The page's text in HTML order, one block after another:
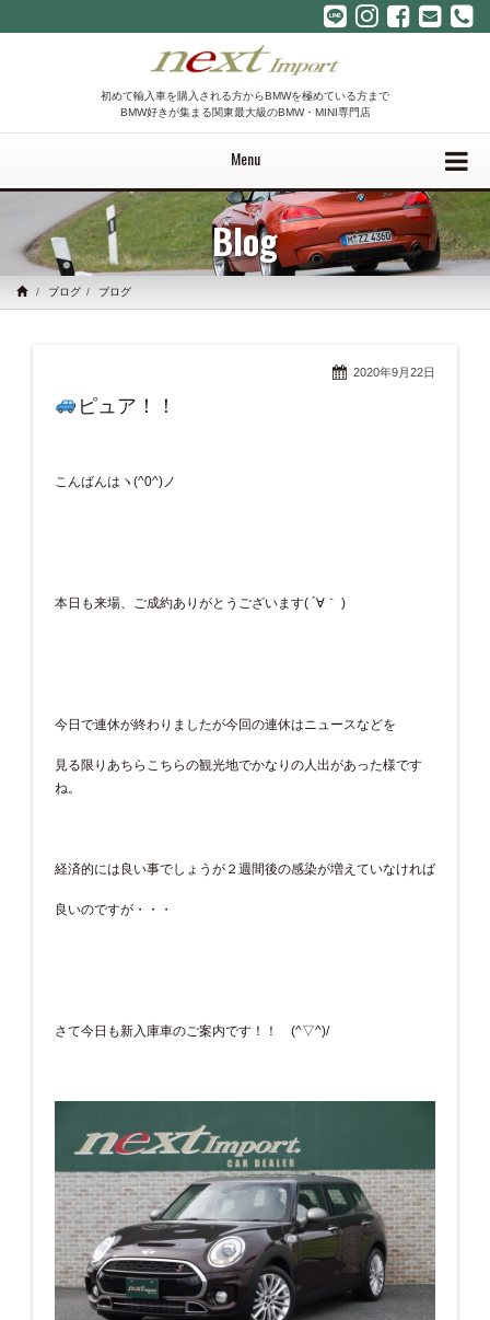
初めて輸入車を購入される方からBMWを極めている方まで
BMW好きが集まる関東最大級のBMW・MINI専門店
Menu
Blog
ブログ ブログ
2020年9月22日
ピュア！！
こんばんはヽ(^0^)ノ
本日も来場、ご成約ありがとうございます( ´∀｀ )
今日で連休が終わりましたが今回の連休はニュースなどを
見る限りあちらこちらの観光地でかなりの人出があった様です
ね。
経済的には良い事でしょうが２週間後の感染が増えていなければ
良いのですが・・・
さて今日も新入庫車のご案内です！！ (^▽^)/